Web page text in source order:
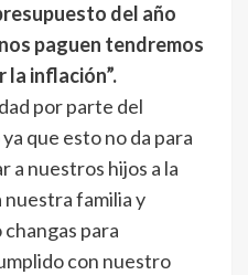
del año
paguen tendremos
la inflación”.
por parte del
que esto no da para
a nuestros hijos a la
nuestra familia y
para
con nuestro